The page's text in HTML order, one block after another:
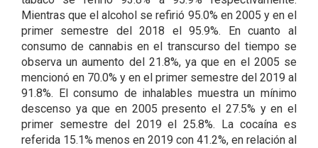
Mientras que el alcohol se refirió 95.0% en 2005 y en el
primer semestre del 2018 el 95.9%. En cuanto al
consumo de cannabis en el transcurso del tiempo se
observa un aumento del 21.8%, ya que en el 2005 se
mencionó en 70.0% y en el primer semestre del 2019 al
91.8%. El consumo de inhalables muestra un mínimo
descenso ya que en 2005 presento el 27.5% y en el
primer semestre del 2019 el 25.8%. La cocaína es
referida 15.1% menos en 2019 con 41.2%, en relación al